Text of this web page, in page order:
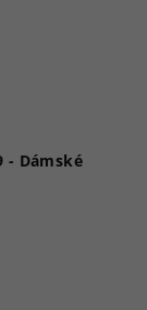
Guess sluneční brýle GF6143 28B 59 - Dámské